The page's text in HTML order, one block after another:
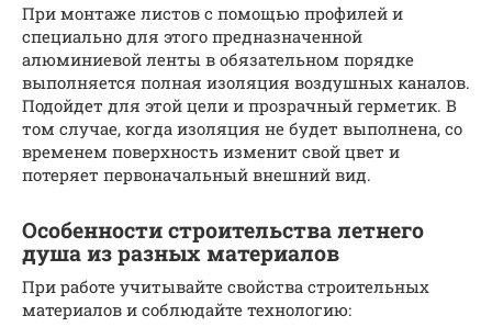
При монтаже листов с помощью профилей и
специально для этого предназначенной
алюминиевой ленты в обязательном порядке
выполняется полная изоляция воздушных каналов.
Подойдет для этой цели и прозрачный герметик. В
том случае, когда изоляция не будет выполнена, со
временем поверхность изменит свой цвет и
потеряет первоначальный внешний вид.
Особенности строительства летнего
душа из разных материалов
При работе учитывайте свойства строительных
материалов и соблюдайте технологию: